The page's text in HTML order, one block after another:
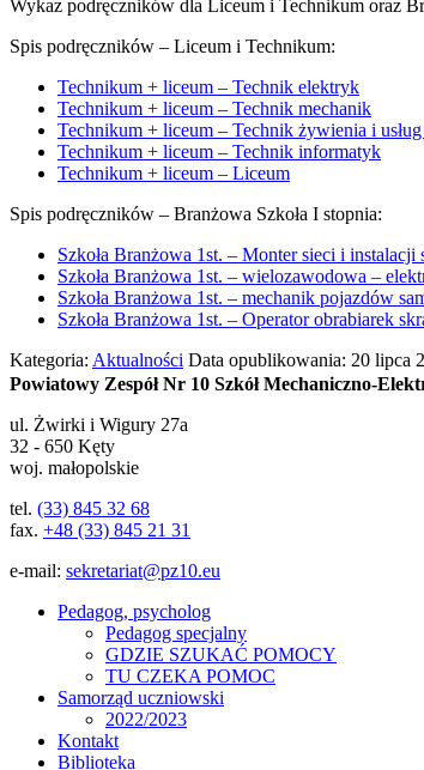
Wykaz podręczników dla Liceum i Technikum oraz
Spis podręczników – Liceum i Technikum:
Technikum + liceum – Technik elektryk
Technikum + liceum – Technik mechanik
Technikum + liceum – Technik żywienia i
Technikum + liceum – Technik informatyk
Technikum + liceum – Liceum
Spis podręczników – Branżowa Szkoła I stopnia:
Szkoła Branżowa 1st. – Monter sieci i
Szkoła Branżowa 1st. – wielozawodowa –
Szkoła Branżowa 1st. – mechanik pojazdów
Szkoła Branżowa 1st. – Operator obrabiarek
Kategoria: Aktualności Data opublikowania: 20 lipca
Powiatowy Zespół Nr 10 Szkół Mechaniczno-
ul. Żwirki i Wigury 27a
32 - 650 Kęty
woj. małopolskie
tel. (33) 845 32 68
fax. +48 (33) 845 21 31
e-mail: sekretariat@pz10.eu
Pedagog, psycholog
Pedagog specjalny
GDZIE SZUKAĆ POMOCY
TU CZEKA POMOC
Samorząd uczniowski
2022/2023
Kontakt
Biblioteka